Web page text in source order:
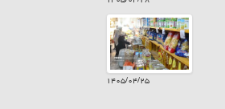
۱۴۰۵/۰۴/۲۵